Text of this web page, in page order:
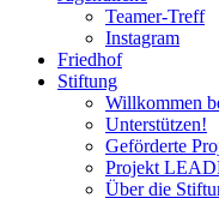
Teamer-Treff
Instagram
Friedhof
Stiftung
Willkommen
Unterstützen!
Geförderte
Projekt
Über die